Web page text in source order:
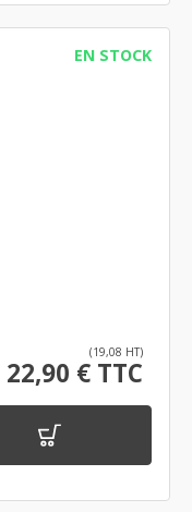
EN STOCK
(19,08 HT)
22,90 € TTC